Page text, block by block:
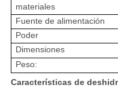
materiales
Fuente de alimentación
Poder
Dimensiones
Peso:
Características de